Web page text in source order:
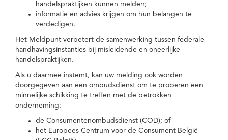
handelspraktijken kunnen melden;
informatie en advies krijgen om hun belangen te
verdedigen.
Het Meldpunt verbetert de samenwerking tussen federale
handhavingsinstanties bij misleidende en oneerlijke
handelspraktijken.
Als u daarmee instemt, kan uw melding ook worden
doorgegeven aan een ombudsdienst om te proberen een
minnelijke schikking te treffen met de betrokken
onderneming:
de Consumentenombudsdienst (COD); of
het Europees Centrum voor de Consument België